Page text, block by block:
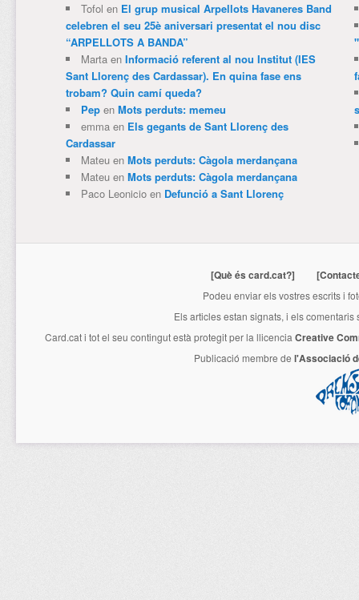
Tofol en El grup musical Arpellots Havaneres Band
celebren el seu 25è aniversari presentat el nou disc
“ARPELLOTS A BANDA”
Martaen Informació referent al nou Institut (IES
Sant Llorenç des Cardassar). En quina fase ens
trobam? Quin camí queda?
Pepen Mots perduts: memeu
emmaen Els gegants de Sant Llorenç des
Cardassar
Mateuen Mots perduts: Càgola merdançana
Mateuen Mots perduts: Càgola merdançana
Paco Leonicioen Defunció a Sant Llorenç
[Què és card.cat?]
Podeu enviar els vostres escrits i
Els articles estan signats, i els
Card.cati tot el seu contingut està protegit per la llicencia Creative
Publicació membre de l'Associació